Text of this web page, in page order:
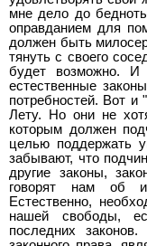
мне дело до
оправданием для
должен быть
тянуть с своего
будет возможно.
естественные
потребностей. Вот и
Лету. Но они не
которым должен
целью поддержать
забывают, что
другие законы,
говорят нам об
Естественно,
нашей свободы,
последних